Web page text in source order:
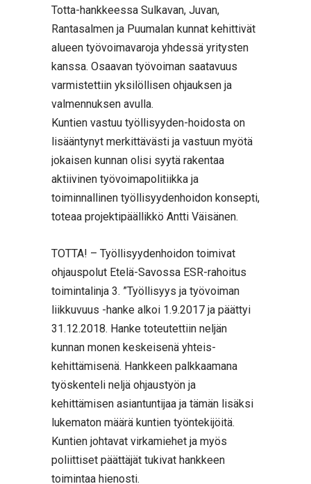
Totta-hankkeessa Sulkavan, Juvan,
Rantasalmen ja Puumalan kunnat kehittivät
alueen työvoimavaroja yhdessä yritysten
kanssa. Osaavan työvoiman saatavuus
varmistettiin yksilöllisen ohjauksen ja
valmennuksen avulla.
Kuntien vastuu työllisyyden-hoidosta on
lisääntynyt merkittävästi ja vastuun myötä
jokaisen kunnan olisi syytä rakentaa
aktiivinen työvoimapolitiikka ja
toiminnallinen työllisyydenhoidon konsepti,
toteaa projektipäällikkö Antti Väisänen.
TOTTA! – Työllisyydenhoidon toimivat
ohjauspolut Etelä-Savossa ESR-rahoitus
toimintalinja 3. ”Työllisyys ja työvoiman
liikkuvuus -hanke alkoi 1.9.2017 ja päättyi
31.12.2018. Hanke toteutettiin neljän
kunnan monen keskeisenä yhteis-
kehittämisenä. Hankkeen palkkaamana
työskenteli neljä ohjaustyön ja
kehittämisen asiantuntijaa ja tämän lisäksi
lukematon määrä kuntien työntekijöitä.
Kuntien johtavat virkamiehet ja myös
poliittiset päättäjät tukivat hankkeen
toimintaa hienosti.